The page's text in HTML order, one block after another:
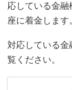
応している金
座に着金します
対応している
覧ください。